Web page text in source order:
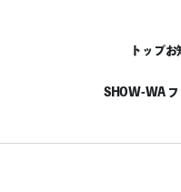
トップお
SHOW-WA